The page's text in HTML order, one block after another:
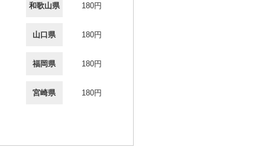
和歌山県 180円
山口県 180円
福岡県 180円
宮崎県 180円